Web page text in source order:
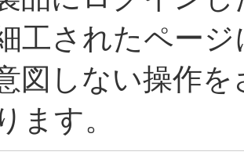
工されたペー
図しない操作
ます。